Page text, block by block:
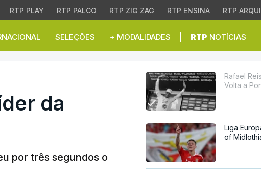
RTP PLAY RTP PALCO RTP ZIG ZAG RTP ENSINA RTP
SELEÇÕES + MODALIDADES RTP NOTÍCIAS
da Volta a Portugal
da
por três segundos o
Rafael
Volta a
Liga
of